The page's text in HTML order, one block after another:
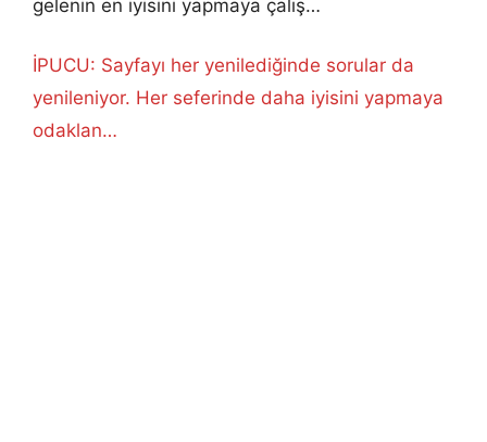
gelenin en iyisini yapmaya çalış…
İPUCU: Sayfayı her yenilediğinde sorular da
yenileniyor. Her seferinde daha iyisini yapmaya
odaklan…